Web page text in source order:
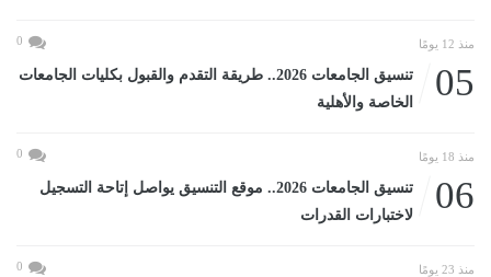
منذ 12 يومًا 0
05
تنسيق الجامعات 2026.. طريقة التقدم والقبول بكليات الجامعات
الخاصة والأهلية
منذ 18 يومًا 0
06
تنسيق الجامعات 2026.. موقع التنسيق يواصل إتاحة التسجيل
لاختبارات القدرات
منذ 23 يومًا 0